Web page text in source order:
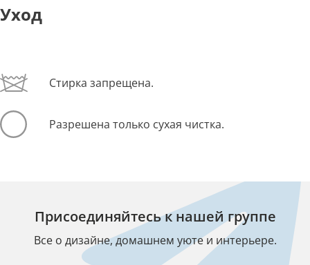
Уход
Стирка запрещена.
Разрешена только сухая чистка.
Присоединяйтесь к нашей группе
Все о дизайне, домашнем уюте и интерьере.